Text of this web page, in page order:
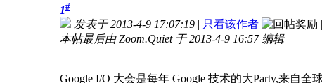
1#
发表于 2013-4-9 17:07:19 | 只看该作者 |
本帖最后由 Zoom.Quiet 于 2013-4-9 16:57 编辑
Google I/O 大会是每年 Google 技术的大Party,来自